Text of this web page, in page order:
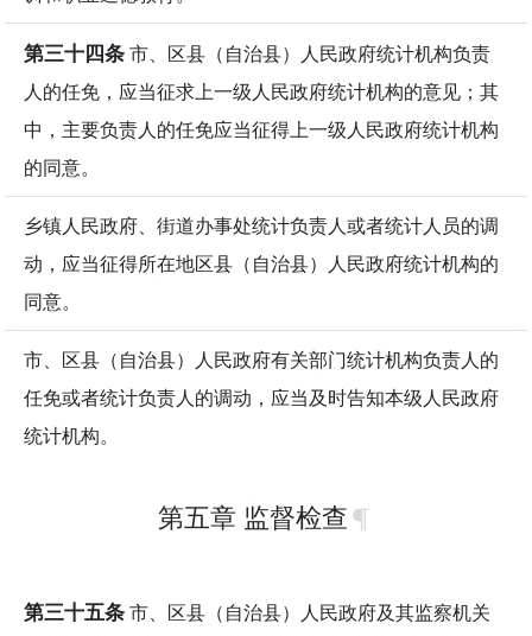
第三十四条市、区县（自治县）人民政府统计机构负责
人的任免，应当征求上一级人民政府统计机构的意见；其
中，主要负责人的任免应当征得上一级人民政府统计机构
的同意。
乡镇人民政府、街道办事处统计负责人或者统计人员的调
动，应当征得所在地区县（自治县）人民政府统计机构的
同意。
市、区县（自治县）人民政府有关部门统计机构负责人的
任免或者统计负责人的调动，应当及时告知本级人民政府
统计机构。
第五章 监督检查
第三十五条市、区县（自治县）人民政府及其监察机关